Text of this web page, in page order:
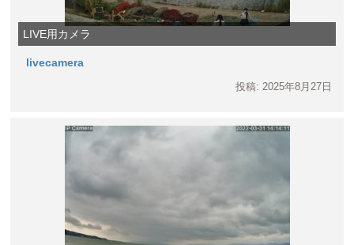
LIVE用カメラ
livecamera
投稿: 2025年8月27日